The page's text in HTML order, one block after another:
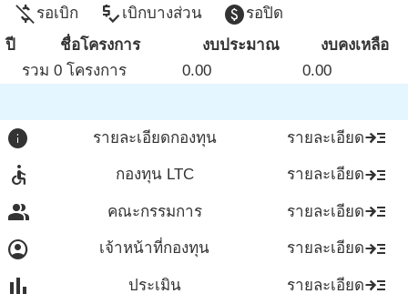
money_off รอเบิก price_check เบิกบางส่วน paidรอปิด
ปี
ชื่อโครงการ งบประมาณ
งบคงเหลือ
รวม 0 โครงการ
0.00 0.00
info รายละเอียดกองทุน รายละเอียดread_more
accessible
กองทุน LTC รายละเอียดread_more
group
คณะกรรมการ รายละเอียดread_more
account_circle
เจ้าหน้าที่กองทุน รายละเอียดread_more
bar_chart
ประเมิน รายละเอียดread_more